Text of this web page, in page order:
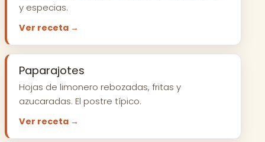
y especias.
Ver receta →
Paparajotes
Hojas de limonero rebozadas, fritas y
azucaradas. El postre típico.
Ver receta →